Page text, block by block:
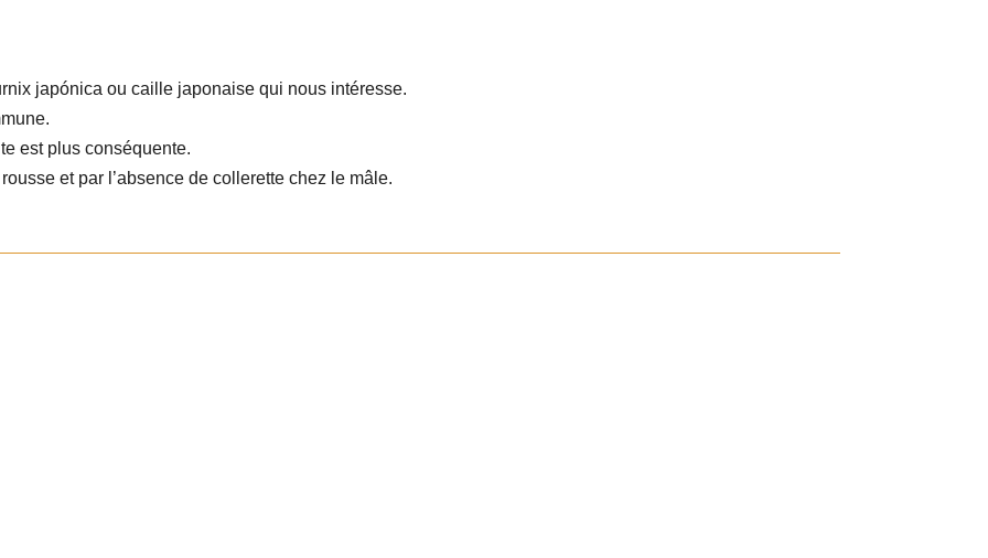
japónica ou caille japonaise qui nous intéresse.
est plus conséquente.
et par l’absence de collerette chez le mâle.